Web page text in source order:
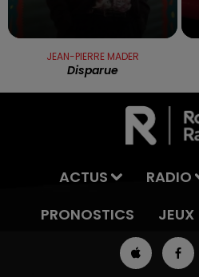
JEAN-PIERRE MADER
Disparue
ACTUS RADIO
PRONOSTICS
JEUX